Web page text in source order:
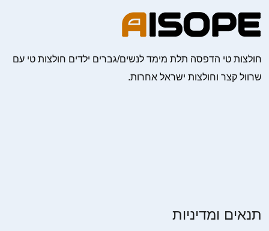
חולצות טי הדפסה תלת מימד לנשים/גברים ילדים חולצות טי עם
שרוול קצר וחולצות ישראל אחרות.
תנאים ומדיניות